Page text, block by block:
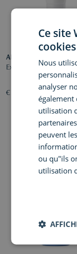
ANNAYAKE
Exfoliant Lumière
€ 29,00
Ce site
cookies
Nous
analyser
utilisation
peuvent
ou qu"ils
utilisation